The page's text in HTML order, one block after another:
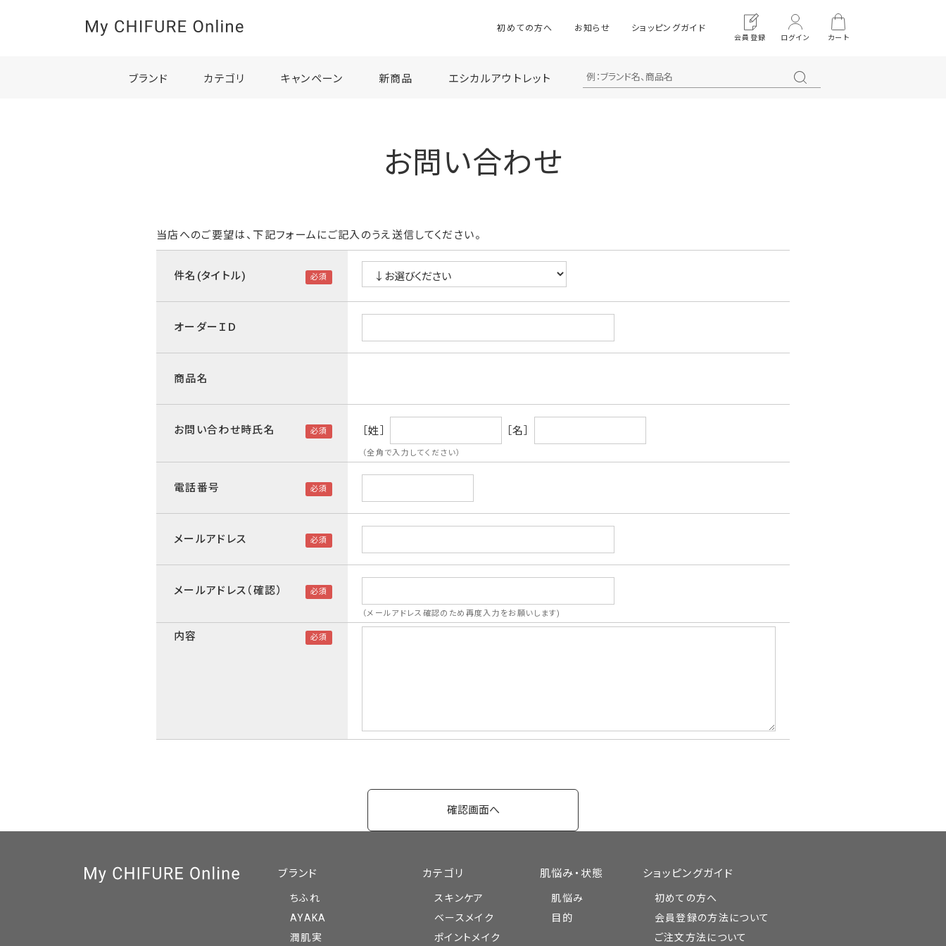
初めての方へ お知らせ ショッピングガイド
会員登録 ログイン カート
ブランド カテゴリ キャンペーン 新商品 エシカルアウトレット
お問い合わせ
当店へのご要望は、下記フォームにご記入のうえ送信してください。
件名(タイトル)
オーダーＩＤ
商品名
お問い合わせ時氏名 ［姓］ ［名］
（全角で入力してください）
電話番号
メールアドレス
メールアドレス（確認）
（メールアドレス確認のため再度入力をお願いします)
内容
ブランド
ちふれ
AYAKA
潤肌実
カテゴリ
スキンケア
ベースメイク
ポイントメイク
肌悩み・状態
肌悩み
目的
ショッピングガイド
初めての方へ
会員登録の方法について
ご注文方法について